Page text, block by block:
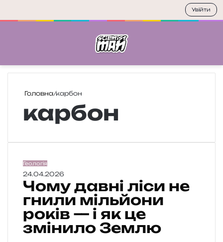
Головна/карбон
карбон
Ч
о
м
д
а
в
Геологія
24.04.2026
Чому давні ліси не
гнили мільйони
років — і як це
змінило Землю
Увійти